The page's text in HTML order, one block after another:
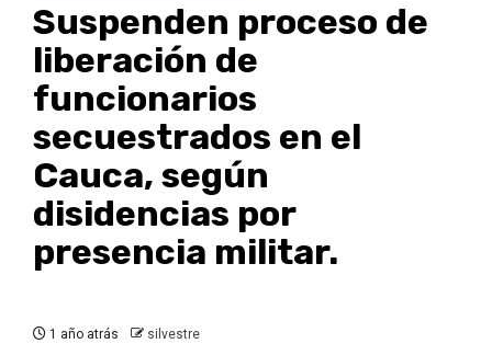
Suspenden proceso de
liberación de
funcionarios
secuestrados en el
Cauca, según
disidencias por
presencia militar.
1 año atrás silvestre